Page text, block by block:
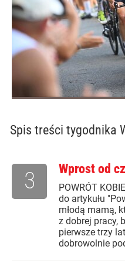
Spis treści tygodnika
Wprost od
POWRÓT
do artykułu
młodą mamą,
z dobrej pracy,
pierwsze trzy
dobrowolnie
3